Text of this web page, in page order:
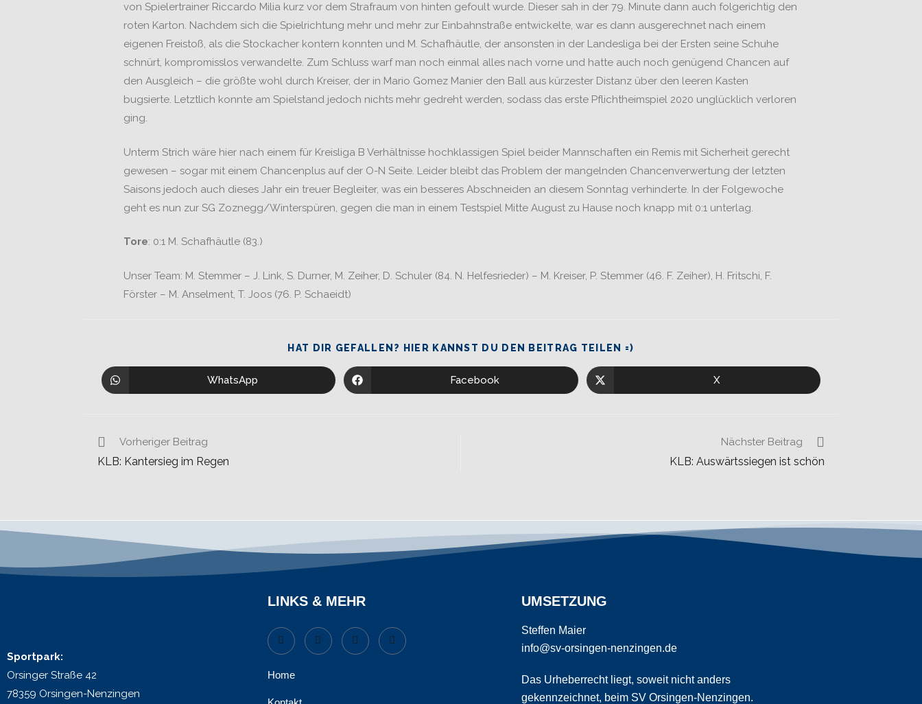
von Spielertrainer Riccardo Milia kurz vor dem Strafraum von hinten gefoult wurde. Dieser sah in der 79. Minute dann auch folgerichtig den
roten Karton. Nachdem sich die Spielrichtung mehr und mehr zur Einbahnstraße entwickelte, war es dann ausgerechnet nach einem
eigenen Freistoß, als die Stockacher kontern konnten und M. Schafhäutle, der ansonsten in der Landesliga bei der Ersten seine Schuhe
schnürt, kompromisslos verwandelte. Zum Schluss warf man noch einmal alles nach vorne und hatte auch noch genügend Chancen auf
den Ausgleich – die größte wohl durch Kreiser, der in Mario Gomez Manier den Ball aus kürzester Distanz über den leeren Kasten
bugsierte. Letztlich konnte am Spielstand jedoch nichts mehr gedreht werden, sodass das erste Pflichtheimspiel 2020 unglücklich verloren
ging.
Unterm Strich wäre hier nach einem für Kreisliga B Verhältnisse hochklassigen Spiel beider Mannschaften ein Remis mit Sicherheit gerecht
gewesen – sogar mit einem Chancenplus auf der O-N Seite. Leider bleibt das Problem der mangelnden Chancenverwertung der letzten
Saisons jedoch auch dieses Jahr ein treuer Begleiter, was ein besseres Abschneiden an diesem Sonntag verhinderte. In der Folgewoche
geht es nun zur SG Zoznegg/Winterspüren, gegen die man in einem Testspiel Mitte August zu Hause noch knapp mit 0:1 unterlag.
Tore: 0:1 M. Schafhäutle (83.)
Unser Team: M. Stemmer – J. Link, S. Durner, M. Zeiher, D. Schuler (84. N. Helfesrieder) – M. Kreiser, P. Stemmer (46. F. Zeiher), H. Fritschi, F.
Förster – M. Anselment, T. Joos (76. P. Schaeidt)
HAT DIR GEFALLEN? HIER KANNST DU DEN BEITRAG TEILEN =)
WhatsApp Facebook X
Vorheriger Beitrag
KLB: Kantersieg im Regen
Nächster Beitrag
KLB: Auswärtssiegen ist schön
Sportpark:
Orsinger Straße 42
78359 Orsingen-Nenzingen
LINKS & MEHR
Home
UMSETZUNG
Steffen Maier
info@sv-orsingen-nenzingen.de
Das Urheberrecht liegt, soweit nicht anders
gekennzeichnet, beim SV Orsingen-Nenzingen.